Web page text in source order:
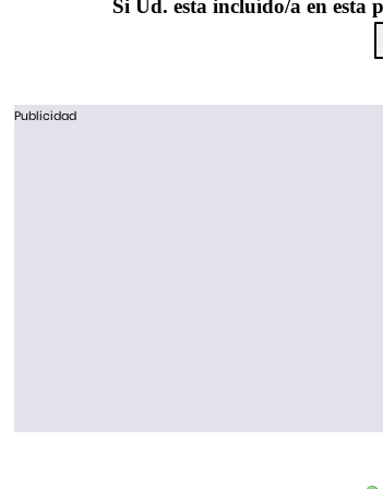
Si Ud. esta incluído/a en esta
Publicidad